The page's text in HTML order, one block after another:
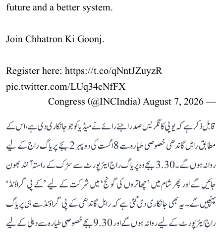
future and a better system.
Join Chhatron Ki Goonj.
Register here: https://t.co/qNntJZuyzR
pic.twitter.com/LUq34cNfFX
— Congress (@INCIndia)
August 7, 2026
قابل ذکر ہے کہ یوپی کانگریس صدر اجئے رائے نے میڈیا کو جو جانکاری دی ہے، اس کے
مطابق راہل گاندھی خصوصی طیارہ سے 8 اگست کی دوپہر 2 بجے پریاگ راج کے لیے
روانہ ہوں گے۔ 3.30 بجے وہ پریاگ راج ایئرپورٹ سے سڑک کے راستہ آنند بھون
جائیں گے اور پھر شام میں ’چھاتروں کی گونج‘ میں شرکت کے لیے ’کے پی گراؤنڈ‘
پہنچیں گے۔ یہ بھی جانکاری دی گئی ہے کہ راہل گاندھی کے پی گراؤنڈ سے ہی پریاگ
راج ایئرپورٹ کے لیے روانہ ہوں گے اور 9.30 بجے خصوصی طیارہ سے دہلی کے لیے